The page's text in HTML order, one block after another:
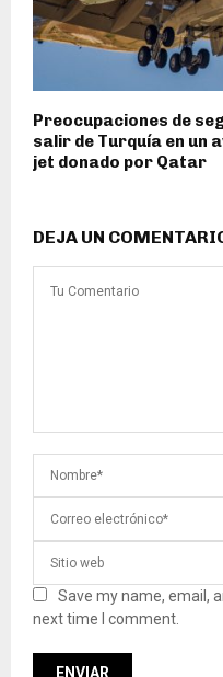
Preocupaciones de
salir de Turquía en un
jet donado por Qatar
DEJA UN
Save my name, email,
next time I comment.